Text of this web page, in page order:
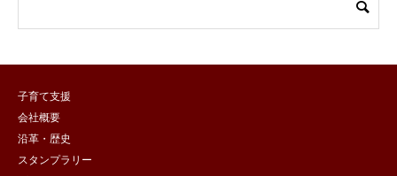
子育て支援
会社概要
沿革・歴史
スタンプラリー